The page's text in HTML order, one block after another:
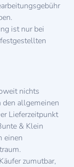
ist nur bei
nichts
den allgemeinen
Lieferzeitpunkt
& Klein
einen
zumutbar,